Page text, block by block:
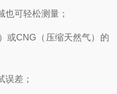
也可轻松测量；
或CNG（压缩天然气）的
误差；